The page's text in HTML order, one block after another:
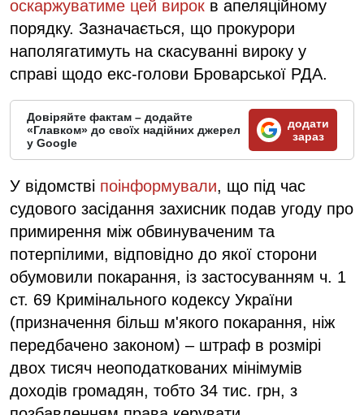
оскаржуватиме цей вирок в апеляційному
порядку. Зазначається, що прокурори
наполягатимуть на скасуванні вироку у
справі щодо екс-голови Броварської РДА.
Довіряйте фактам – додайте
«Главком» до своїх надійних джерел
у Google
додати
зараз
У відомстві поінформували, що під час
судового засідання захисник подав угоду про
примирення між обвинуваченим та
потерпілими, відповідно до якої сторони
обумовили покарання, із застосуванням ч. 1
ст. 69 Кримінального кодексу України
(призначення більш м'якого покарання, ніж
передбачено законом) – штраф в розмірі
двох тисяч неоподаткованих мінімумів
доходів громадян, тобто 34 тис. грн, з